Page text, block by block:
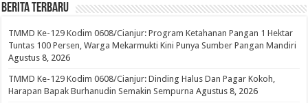
BERITA TERBARU
TMMD Ke-129 Kodim 0608/Cianjur: Program Ketahanan Pangan 1 Hektar
Tuntas 100 Persen, Warga Mekarmukti Kini Punya Sumber Pangan Mandiri
Agustus 8, 2026
TMMD Ke-129 Kodim 0608/Cianjur: Dinding Halus Dan Pagar Kokoh,
Harapan Bapak Burhanudin Semakin Sempurna Agustus 8, 2026